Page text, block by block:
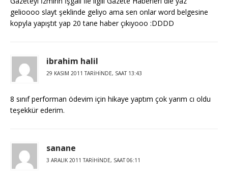
gelioooo slayt şeklinde geliyo ama sen onlar word belgesine
kopyla yapıştıt yap 20 tane haber çıkıyooo :DDDD
ibrahim halil
29 KASIM 2011 TARIHINDE, SAAT 13:43
8 sınıf performan ödevim için hikaye yaptım çok yarım cı oldu
teşekkür ederim.
sanane
3 ARALIK 2011 TARIHINDE, SAAT 06:11